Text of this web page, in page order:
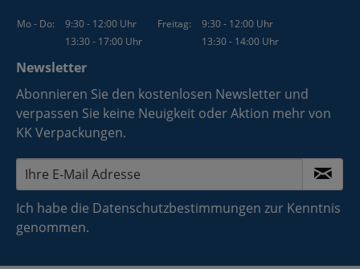
Mo - Do: 9:30 - 12:00 Uhr Freitag:
9:30 - 12:00 Uhr
13:30 - 17:00 Uhr
13:30 - 14:00 Uhr
Newsletter
Abonnieren Sie den kostenlosen Newsletter und
verpassen Sie keine Neuigkeit oder Aktion mehr von
KK Verpackungen.
Ich habe die Datenschutzbestimmungen zur Kenntnis
genommen.